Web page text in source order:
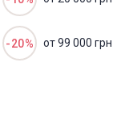
-20% от 99 000 грн